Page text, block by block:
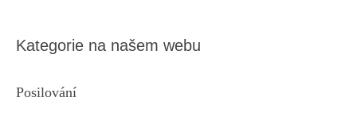
Kategorie na našem webu
Posilování